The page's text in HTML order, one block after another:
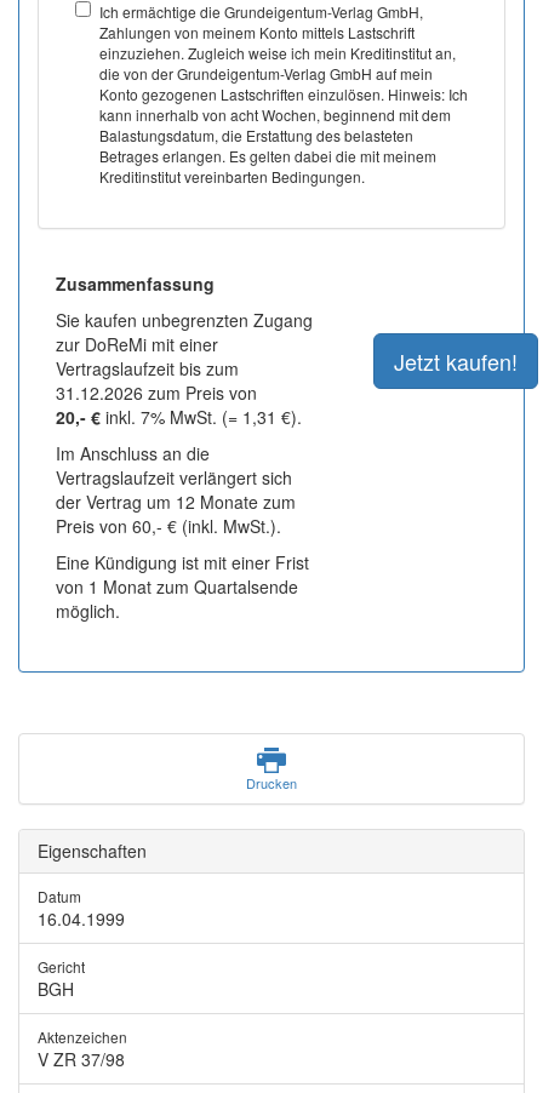
Ich ermächtige die Grundeigentum-Verlag GmbH,
Zahlungen von meinem Konto mittels Lastschrift
einzuziehen. Zugleich weise ich mein Kreditinstitut an,
die von der Grundeigentum-Verlag GmbH auf mein
Konto gezogenen Lastschriften einzulösen. Hinweis: Ich
kann innerhalb von acht Wochen, beginnend mit dem
Balastungsdatum, die Erstattung des belasteten
Betrages erlangen. Es gelten dabei die mit meinem
Kreditinstitut vereinbarten Bedingungen.
Zusammenfassung
Sie kaufen unbegrenzten Zugang
zur DoReMi mit einer
Vertragslaufzeit bis zum
31.12.2026 zum Preis von
20,- € inkl. 7% MwSt. (= 1,31 €).
Im Anschluss an die
Vertragslaufzeit verlängert sich
der Vertrag um 12 Monate zum
Preis von 60,- € (inkl. MwSt.).
Eine Kündigung ist mit einer Frist
von 1 Monat zum Quartalsende
möglich.
Drucken
Eigenschaften
Datum
16.04.1999
Gericht
BGH
Aktenzeichen
V ZR 37/98